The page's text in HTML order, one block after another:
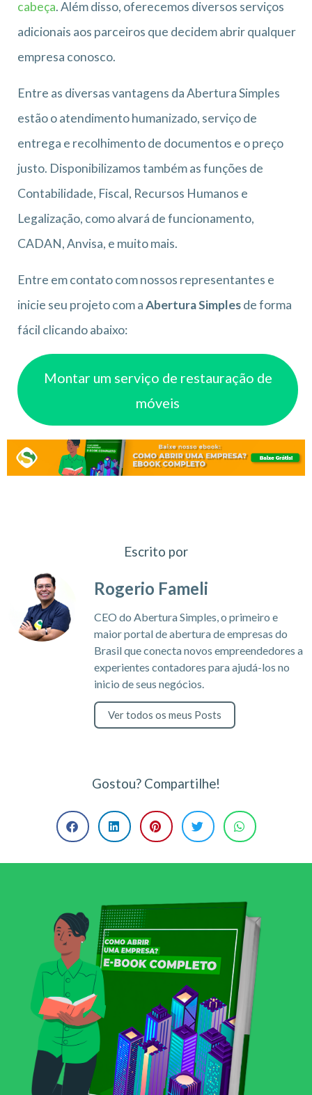
cabeça. Além disso, oferecemos diversos serviços
adicionais aos parceiros que decidem abrir qualquer
empresa conosco.
Entre as diversas vantagens da Abertura Simples
estão o atendimento humanizado, serviço de
entrega e recolhimento de documentos e o preço
justo. Disponibilizamos também as funções de
Contabilidade, Fiscal, Recursos Humanos e
Legalização, como alvará de funcionamento,
CADAN, Anvisa, e muito mais.
Entre em contato com nossos representantes e
inicie seu projeto com aAbertura Simplesde forma
fácil clicando abaixo:
Montar um serviço de restauração de
móveis
Escrito por
Rogerio Fameli
CEO do Abertura Simples, o primeiro e
maior portal de abertura de empresas do
Brasil que conecta novos empreendedores a
experientes contadores para ajudá-los no
inicio de seus negócios.
Ver todos os meus Posts
Gostou? Compartilhe!